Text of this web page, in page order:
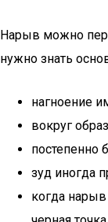
Нарыв можно
нужно знать
нагноение
вокруг
постепенно
зуд иногда
когда нарыв